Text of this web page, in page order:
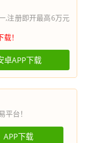
,注册即开最高6万元
！
卓APP下载
台！
APP下载